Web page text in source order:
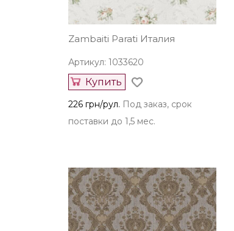
Zambaiti Parati Италия
Артикул: 1033620
Купить
226 грн/рул. Под заказ, срок
поставки до 1,5 мес.